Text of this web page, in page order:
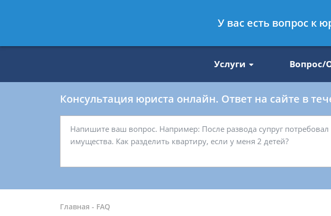
8 812 509-27-47
Услуги Вопрос/
Консультация юриста онлайн. Ответ на сайте в
Главная - FAQ
У вас есть вопрос к